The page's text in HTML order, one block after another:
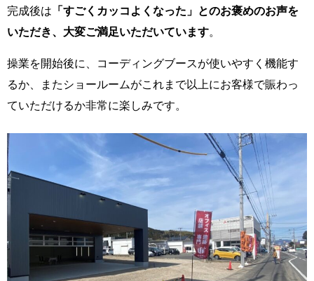
完成後は 「すごくカッコよくなった」とのお褒めのお声を
いただき、大変ご満足いただいています。
操業を開始後に、コーディングブースが使いやすく機能す
るか、またショールームがこれまで以上にお客様で賑わっ
ていただけるか非常に楽しみです。